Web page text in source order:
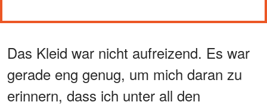
Das Kleid war nicht aufreizend. Es war
gerade eng genug, um mich daran zu
erinnern, dass ich unter all den